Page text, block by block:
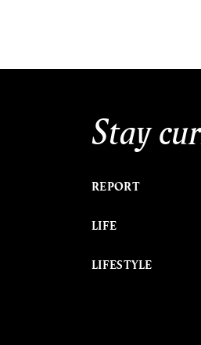
Stay
REPORT
LIFE
LIFESTYLE